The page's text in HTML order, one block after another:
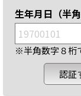
生年月日（半角
※半角数字８桁